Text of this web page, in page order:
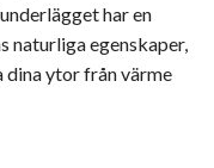
har en
naturliga egenskaper,
ytor från värme